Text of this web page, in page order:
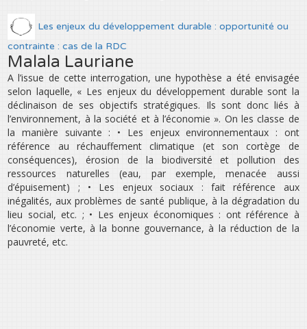
Les enjeux du développement durable : opportunité ou
contrainte : cas de la RDC
Malala Lauriane
A l’issue de cette interrogation, une hypothèse a été envisagée
selon laquelle, « Les enjeux du développement durable sont la
déclinaison de ses objectifs stratégiques. Ils sont donc liés à
l’environnement, à la société et à l’économie ». On les classe de
la manière suivante : • Les enjeux environnementaux : ont
référence au réchauffement climatique (et son cortège de
conséquences), érosion de la biodiversité et pollution des
ressources naturelles (eau, par exemple, menacée aussi
d’épuisement) ; • Les enjeux sociaux : fait référence aux
inégalités, aux problèmes de santé publique, à la dégradation du
lieu social, etc. ; • Les enjeux économiques : ont référence à
l’économie verte, à la bonne gouvernance, à la réduction de la
pauvreté, etc.